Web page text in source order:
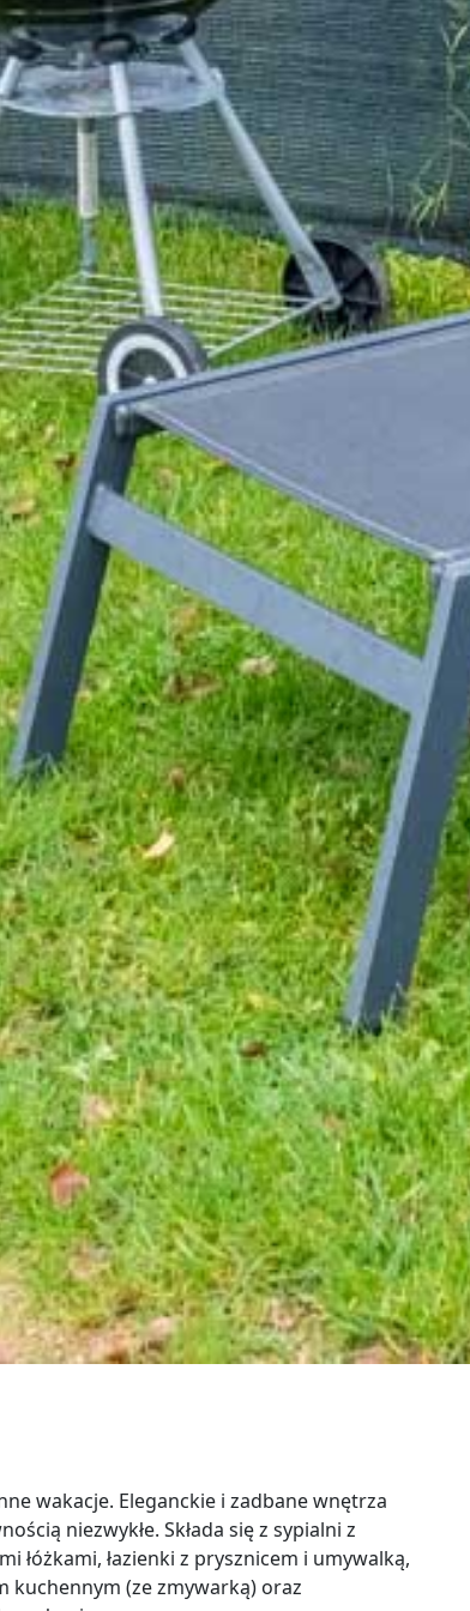
wakacje. Eleganckie i zadbane wnętrza
niezwykłe. Składa się z sypialni z
łóżkami, łazienki z prysznicem i umywalką,
kuchennym (ze zmywarką) oraz